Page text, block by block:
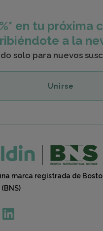
en tu próxima
a la
solo para nuevos
Unirse
marca registrada de